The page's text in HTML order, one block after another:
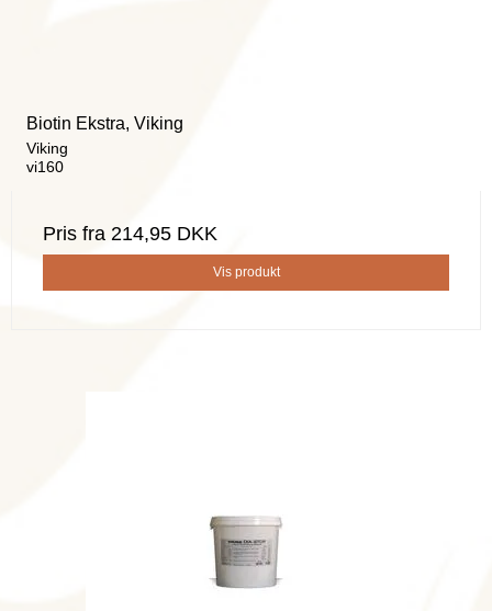
Biotin Ekstra, Viking
Viking
vi160
Pris fra 214,95 DKK
Vis produkt